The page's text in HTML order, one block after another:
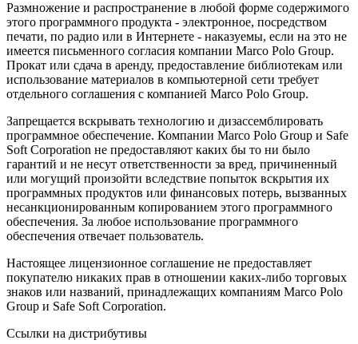
Размножение и распространение в любой форме содержимого
этого программного продукта - электронное, посредством
печати, по радио или в Интернете - наказуемы, если на это не
имеется письменного согласия компании Marco Polo Group.
Прокат или сдача в аренду, предоставление библиотекам или
использование материалов в компьютерной сети требует
отдельного соглашения с компанией Marco Polo Group.
Запрещается вскрывать технологию и дизассемблировать
программное обеспечение. Компании Marco Polo Group и Safe
Soft Corporation не предоставляют каких бы то ни было
гарантий и не несут ответственности за вред, причиненный
или могущий произойти вследствие попыток вскрытия их
программных продуктов или финансовых потерь, вызванных
несанкционированным копированием этого программного
обеспечения. За любое использование программного
обеспечения отвечает пользователь.
Настоящее лицензионное соглашение не предоставляет
покупателю никаких прав в отношении каких-либо торговых
знаков или названий, принадлежащих компаниям Marco Polo
Group и Safe Soft Corporation.
Ссылки на дистрибутивы